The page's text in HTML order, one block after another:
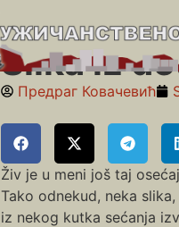
Slika iz detinjstva
Slika iz
Предраг Ковачевић
Živ je u meni još taj
Tako odnekud, neka
iz nekog kutka sećanja